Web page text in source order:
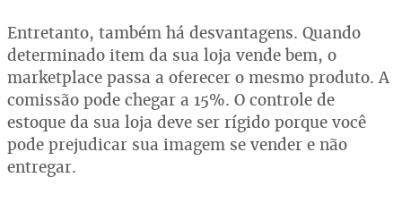
Entretanto, também há desvantagens. Quando
determinado item da sua loja vende bem, o
marketplace passa a oferecer o mesmo produto. A
comissão pode chegar a 15%. O controle de
estoque da sua loja deve ser rígido porque você
pode prejudicar sua imagem se vender e não
entregar.